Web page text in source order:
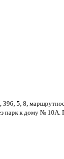
5, 8,
к дому №